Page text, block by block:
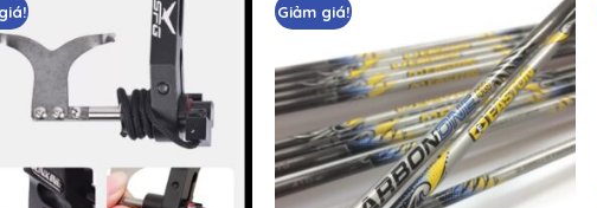
Giảm giá!
Add
to
wishlist